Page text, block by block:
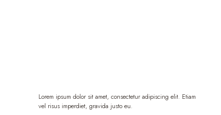
Lorem ipsum dolor sit amet, consectetur adipiscing elit. Etiam
vel risus imperdiet, gravida justo eu.